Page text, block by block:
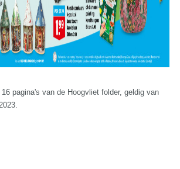
pagina's van de Hoogvliet folder, geldig van